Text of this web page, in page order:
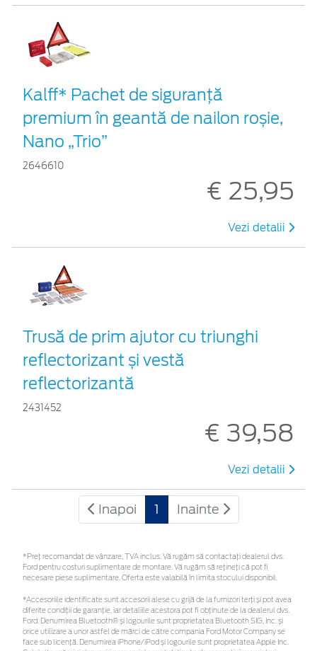
Kalff* Pachet de siguranţă
premium în geantă de nailon roșie,
Nano „Trio”
2646610
€ 25,95
Vezi detalii
Trusă de prim ajutor cu triunghi
reflectorizant și vestă
reflectorizantă
2431452
€ 39,58
Vezi detalii
Inapoi 1 Inainte
*Preţ recomandat de vânzare, TVA inclus. Vă rugăm să contactaţi dealerul dvs.
Ford pentru costuri suplimentare de montare. Vă rugăm să rețineți că pot fi
necesare piese suplimentare. Oferta este valabilă în limita stocului disponibil.
*Accesoriile identificate sunt accesorii alese cu grijă de la furnizori terți și pot avea
diferite condiții de garanție, iar detaliile acestora pot fi obținute de la dealerul dvs.
Ford. Denumirea Bluetooth® și logourile sunt proprietatea Bluetooth SIG, Inc. și
orice utilizare a unor astfel de mărci de către compania Ford Motor Company se
face sub licență. Denumirea iPhone/iPod și logourile sunt proprietatea Apple Inc.